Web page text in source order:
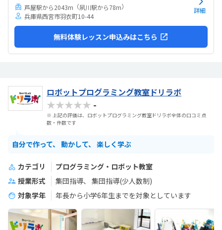
芦屋駅から2043m （夙川駅から78m）
兵庫県西宮市羽衣町10-44
詳細
無料体験レッスン申込みはこちら
ロボットプログラミング教室ドリラボ
★★★★★ -
※ 上記の評価は、ロボットプログラミング教室ドリラボ全体の口コミ点
数・件数です
自分で作って、 動かして、 楽しく学ぶ
カテゴリ
プログラミング・ロボット教室
授業形式
集団指導
集団指導(少人数制)
対象学年
年長から小学6年生までを対象としています